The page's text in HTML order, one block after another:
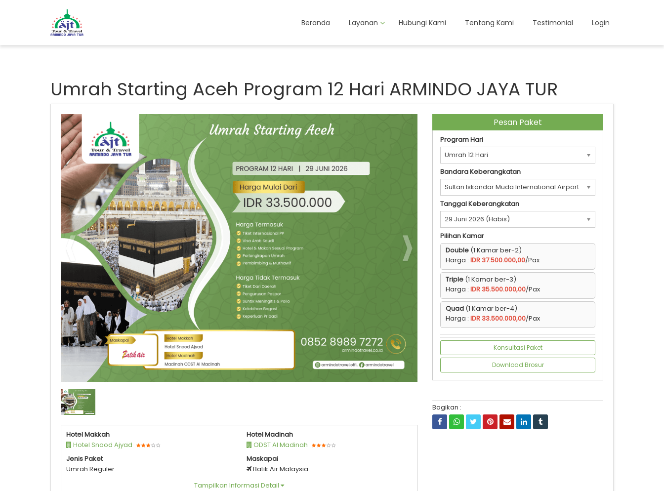
Beranda Layanan Hubungi Kami Tentang Kami Testimonial Login
Umrah Starting Aceh Program 12 Hari ARMINDO JAYA TUR
Umrah Starting Aceh
Hotel Makkah
Hotel Snood Ajyad
Hotel Madinah
ODST Al Madinah
Jenis Paket
Umrah Reguler
Maskapai
Batik Air Malaysia
Tampilkan Informasi Detail
Pesan Paket
Program Hari
Umrah 12 Hari
Bandara Keberangkatan
Sultan Iskandar Muda International Airport
(BTJ)
Tanggal Keberangkatan
29 Juni 2026 (Habis)
Pilihan Kamar
Double (1 Kamar ber-2)
Harga : IDR 37.500.000,00/Pax
Triple (1 Kamar ber-3)
Harga : IDR 35.500.000,00/Pax
Quad (1 Kamar ber-4)
Harga : IDR 33.500.000,00/Pax
Konsultasi Paket
Download Brosur
Bagikan :